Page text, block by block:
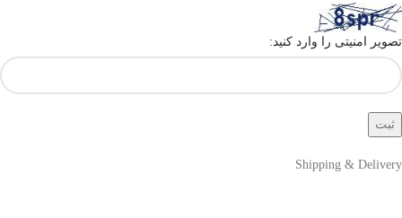
تصویر امنیتی را وارد کنید:
Shipping & Delivery